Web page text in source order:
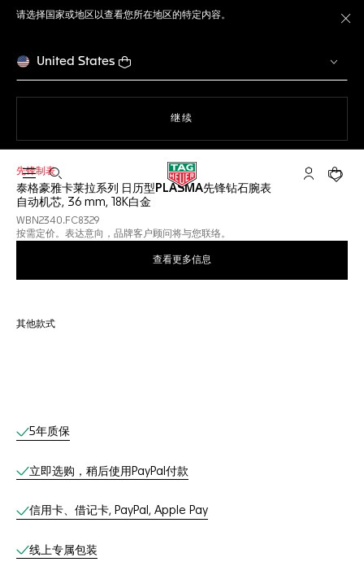
请选择国家或地区以查看您所在地区的特定内容。
United States
继续
打开搜索 My TAG您的
先锋制表
泰格豪雅卡莱拉系列 日历型PLASMA先锋钻石腕表
自动机芯, 36 mm, 18K白金
WBN2340.FC8329
按需定价。表达意向，品牌客户顾问将与您联络。
查看更多信息
其他款式
线上服务
5年质保
立即选购，稍后使用PayPal付款
信用卡、借记卡, PayPal, Apple Pay
线上专属包装